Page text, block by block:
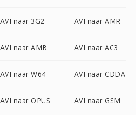
AVI naar 3G2 AVI naar AMR
AVI naar AMB AVI naar AC3
AVI naar W64 AVI naar CDDA
AVI naar OPUS AVI naar GSM